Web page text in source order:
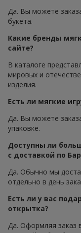
Да. Вы можете
букета.
Какие бренды
сайте?
В каталоге
мировых и
изделия.
Есть ли мягкие
Да. Вы можете
упаковке.
Доступны ли
с доставкой по
Да. Обычно мы
отдельно в день
Есть ли у вас
открытка?
Да. Оформляя заказ